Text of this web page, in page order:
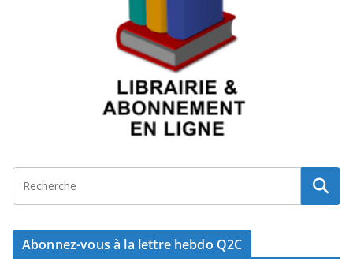
Abonnez-vous à la lettre hebdo Q2C